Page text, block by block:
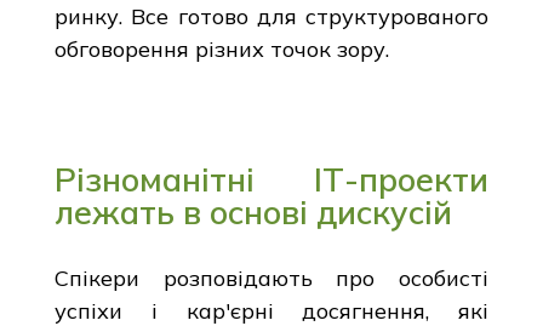
ринку. Все готово для структурованого
обговорення різних точок зору.
Різноманітні ІТ-проекти
лежать в основі дискусій
Спікери розповідають про особисті
успіхи і кар'єрні досягнення, які